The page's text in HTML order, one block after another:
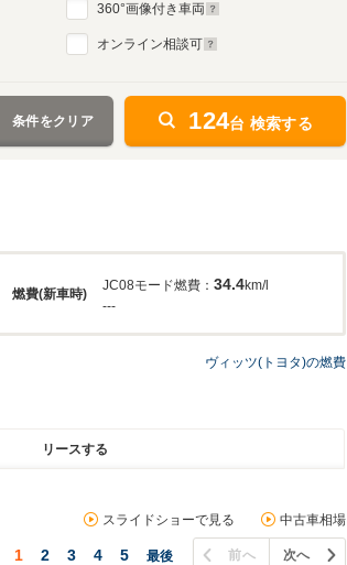
360°画像付き車両
オンライン相談可
条件をクリア 124台 検索する
燃費(新車時)
JC08モード燃費： 34.4km/l
---
ヴィッツ(トヨタ)の燃費
リースする
スライドショーで見る 中古車相場
1 2 3 4 5 最後 前へ 次へ